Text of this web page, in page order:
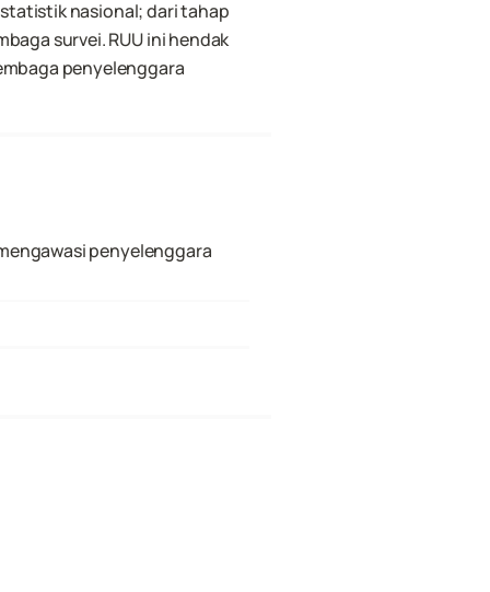
nasional; dari tahap
survei. RUU ini hendak
penyelenggara
penyelenggara